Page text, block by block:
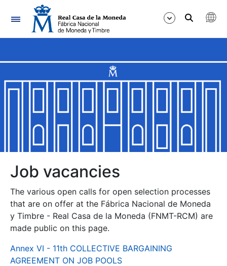
Navigation
Show/Hide
Show/Hide
Show/Hide
Show/Hide
Show/Hide
Job vacancies
The various open calls for open selection processes
that are on offer at the Fábrica Nacional de Moneda
y Timbre - Real Casa de la Moneda (FNMT-RCM) are
made public on this page.
Annex VI - 11th COLLECTIVE BARGAINING
AGREEMENT ON JOB POOLS